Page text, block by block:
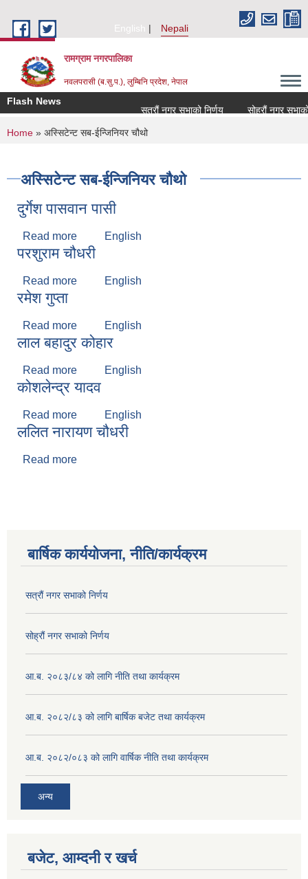
English
Nepali
रामग्राम नगरपालिका
नवलपरासी (ब.सु.प.), लुम्बिनि प्रदेश, नेपाल
Flash News
सत्रौं नगर सभाको निर्णय
सोह्रौं नगर सभाको
You are here
Home » अस्सिटेन्ट सब-ईन्जिनियर चौथो
अस्सिटेन्ट सब-ईन्जिनियर चौथो
दुर्गेश पासवान पासी
Read more about दुर्गेश पासवान पासी
English
परशुराम चौधरी
Read more about परशुराम चौधरी
English
रमेश गुप्ता
Read more about रमेश गुप्ता
English
लाल बहादुर कोहार
Read more about लाल बहादुर कोहार
English
कोशलेन्द्र यादव
Read more about कोशलेन्द्र यादव
English
ललित नारायण चौधरी
Read more
बार्षिक कार्ययोजना, नीति/कार्यक्रम
सत्रौं नगर सभाको निर्णय
सोह्रौं नगर सभाको निर्णय
आ.ब. २०८३/८४ को लागि नीति तथा कार्यक्रम
आ.ब. २०८२/८३ को लागि बार्षिक बजेट तथा कार्यक्रम
आ.ब. २०८२/०८३ को लागि वार्षिक नीति तथा कार्यक्रम
अन्य
बजेट, आम्दनी र खर्च